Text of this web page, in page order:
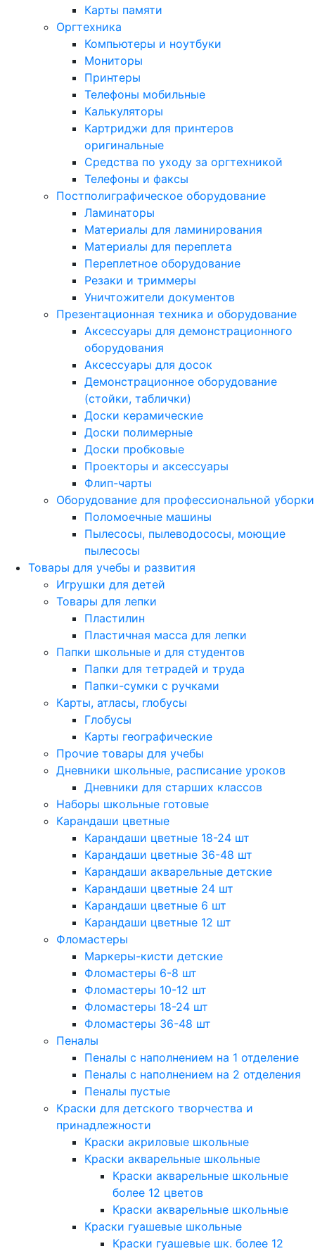
Карты памяти
Оргтехника
Компьютеры и ноутбуки
Мониторы
Принтеры
Телефоны мобильные
Калькуляторы
Картриджи для принтеров
оригинальные
Средства по уходу за оргтехникой
Телефоны и факсы
Постполиграфическое оборудование
Ламинаторы
Материалы для ламинирования
Материалы для переплета
Переплетное оборудование
Резаки и триммеры
Уничтожители документов
Презентационная техника и оборудование
Аксессуары для демонстрационного
оборудования
Аксессуары для досок
Демонстрационное оборудование
(стойки, таблички)
Доски керамические
Доски полимерные
Доски пробковые
Проекторы и аксессуары
Флип-чарты
Оборудование для профессиональной уборки
Поломоечные машины
Пылесосы, пылеводососы, моющие
пылесосы
Товары для учебы и развития
Игрушки для детей
Товары для лепки
Пластилин
Пластичная масса для лепки
Папки школьные и для студентов
Папки для тетрадей и труда
Папки-сумки с ручками
Карты, атласы, глобусы
Глобусы
Карты географические
Прочие товары для учебы
Дневники школьные, расписание уроков
Дневники для старших классов
Наборы школьные готовые
Карандаши цветные
Карандаши цветные 18-24 шт
Карандаши цветные 36-48 шт
Карандаши акварельные детские
Карандаши цветные 24 шт
Карандаши цветные 6 шт
Карандаши цветные 12 шт
Фломастеры
Маркеры-кисти детские
Фломастеры 6-8 шт
Фломастеры 10-12 шт
Фломастеры 18-24 шт
Фломастеры 36-48 шт
Пеналы
Пеналы с наполнением на 1 отделение
Пеналы с наполнением на 2 отделения
Пеналы пустые
Краски для детского творчества и
принадлежности
Краски акриловые школьные
Краски акварельные школьные
Краски акварельные школьные
более 12 цветов
Краски акварельные школьные
Краски гуашевые школьные
Краски гуашевые шк. более 12